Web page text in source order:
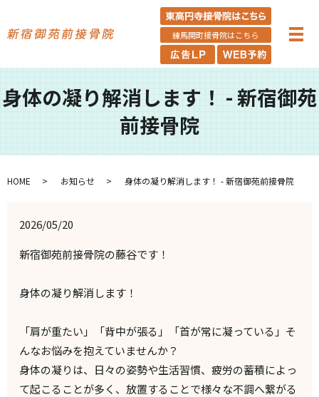
練馬関町接骨院はこちら
身体の凝り解消します！ - 新宿御苑
前接骨院
HOME お知らせ 身体の凝り解消します！ - 新宿御苑前接骨院
2026/05/20
新宿御苑前接骨院の藤谷です！
身体の凝り解消します！
「肩が重たい」「背中が張る」「首が常に凝っている」そ
んなお悩みを抱えていませんか？
身体の凝りは、日々の姿勢や生活習慣、疲労の蓄積によっ
て起こることが多く、放置することで様々な不調へ繋がる